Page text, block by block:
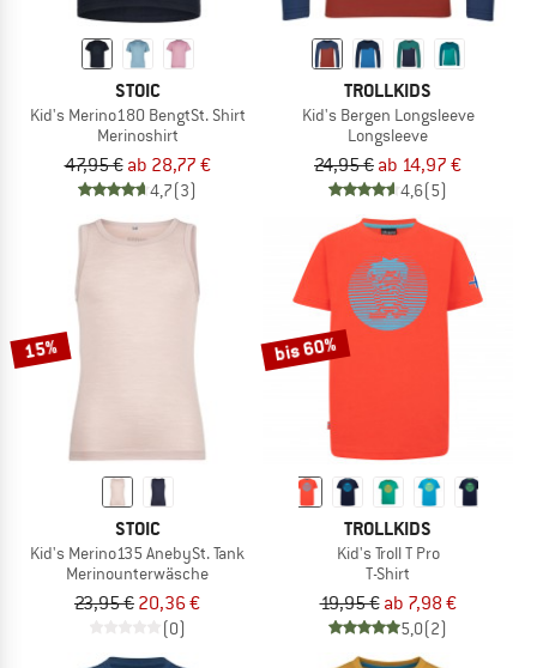
STOIC
Kid's Merino180 BengtSt. Shirt
Merinoshirt
47,95 € ab 28,77 €
4,7(3)
TROLLKIDS
Kid's Bergen Longsleeve
Longsleeve
24,95 € ab 14,97 €
4,6(5)
15%
STOIC
Kid's Merino135 AnebySt. Tank
Merinounterwäsche
23,95 € 20,36 €
(0)
bis 60%
TROLLKIDS
Kid's Troll T Pro
T-Shirt
19,95 € ab 7,98 €
5,0(2)